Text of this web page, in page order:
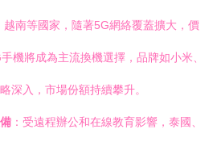
越南等國家，隨著5G網絡覆蓋擴大，價
機將成為主流換機選擇，品牌如小米、
深入，市場份額持續攀升。
：受遠程辦公和在線教育影響，泰國、